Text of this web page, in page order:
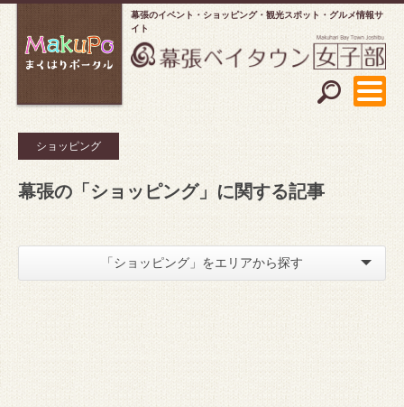
幕張のイベント・ショッピング
観光スポット・グルメ情報サ
イト
ショッピング
幕張の「ショッピング」に関する記事
「ショッピング」をエリアから探す